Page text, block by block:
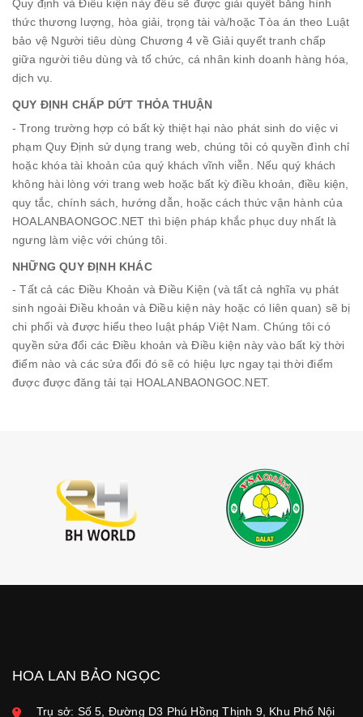
Quy định và Điều kiện này đều sẽ được giải quyết bằng hình
thức thương lượng, hòa giải, trọng tài và/hoặc Tòa án theo Luật
bảo vệ Người tiêu dùng Chương 4 về Giải quyết tranh chấp
giữa người tiêu dùng và tổ chức, cá nhân kinh doanh hàng hóa,
dịch vụ.
QUY ĐỊNH CHẤP DỨT THỎA THUẬN
- Trong trường hợp có bất kỳ thiệt hại nào phát sinh do việc vi
phạm Quy Định sử dụng trang web, chúng tôi có quyền đình chỉ
hoặc khóa tài khoản của quý khách vĩnh viễn. Nếu quý khách
không hài lòng với trang web hoặc bất kỳ điều khoản, điều kiện,
quy tắc, chính sách, hướng dẫn, hoặc cách thức vận hành của
HOALANBAONGOC.NET thì biện pháp khắc phục duy nhất là
ngưng làm việc với chúng tôi.
NHỮNG QUY ĐỊNH KHÁC
- Tất cả các Điều Khoản và Điều Kiện (và tất cả nghĩa vụ phát
sinh ngoài Điều khoản và Điều kiện này hoặc có liên quan) sẽ bị
chi phối và được hiểu theo luật pháp Việt Nam. Chúng tôi có
quyền sửa đổi các Điều khoản và Điều kiện này vào bất kỳ thời
điểm nào và các sửa đổi đó sẽ có hiệu lực ngay tại thời điểm
được được đăng tải tại HOALANBAONGOC.NET.
HOA LAN BẢO NGỌC
Trụ sở: Số 5, Đường D3 Phú Hồng Thịnh 9, Khu Phố Nội